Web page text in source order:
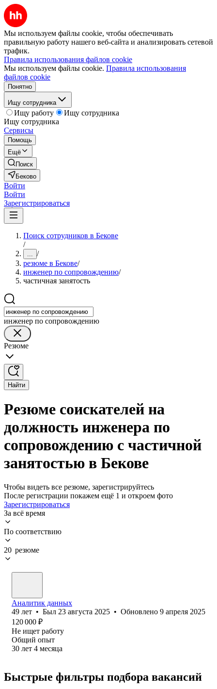
Мы используем файлы cookie, чтобы обеспечивать
правильную работу нашего веб-сайта и анализировать сетевой
трафик.
Правила использования файлов cookie
Мы используем файлы cookie. Правила использования
файлов cookie
Понятно
Ищу сотрудника
Ищу работу
Ищу сотрудника
Ищу сотрудника
Сервисы
Помощь
Ещё
Поиск
Беково
Войти
Войти
Зарегистрироваться
Поиск сотрудников в Бекове
/
... /
резюме в Бекове/
инженер по сопровождению/
частичная занятость
инженер по сопровождению
Резюме
Найти
Резюме соискателей на
должность инженера по
сопровождению с частичной
занятостью в Бекове
Чтобы видеть все резюме, зарегистрируйтесь
После регистрации покажем ещё 1 и откроем фото
Зарегистрироваться
За всё время
По соответствию
20 резюме
Аналитик данных
49 лет • Был 23 августа 2025 • Обновлено 9 апреля 2025
120 000 ₽
Не ищет работу
Общий опыт
30 лет 4 месяца
Быстрые фильтры подбора вакансий